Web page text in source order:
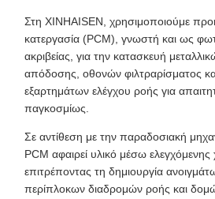
Στη XINHAISEN, χρησιμοποιούμε
κατεργασία (PCM), γνωστή και ως
ακριβείας, για την κατασκευή
απόδοσης, οθονών φιλτραρίσματος
εξαρτημάτων ελέγχου ροής για
παγκοσμίως.
Σε αντίθεση με την παραδοσιακή
PCM αφαιρεί υλικό μέσω ελεγχόμενης
επιτρέποντας τη δημιουργία
περίπλοκων διαδρομών ροής και